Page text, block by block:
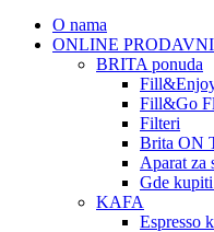
O nama
ONLINE
BRITA ponuda
Fill&Go
Filteri
Brita ON
Aparat za
Gde
KAFA
Espresso